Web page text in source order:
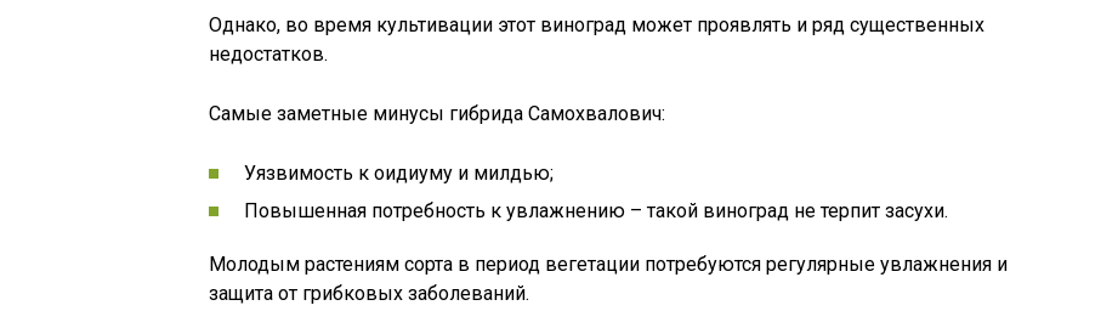
Однако, во время культивации этот виноград может проявлять и ряд существенных
недостатков.
Самые заметные минусы гибрида Самохвалович:
Уязвимость к оидиуму и милдью;
Повышенная потребность к увлажнению – такой виноград не терпит засухи.
Молодым растениям сорта в период вегетации потребуются регулярные увлажнения и
защита от грибковых заболеваний.